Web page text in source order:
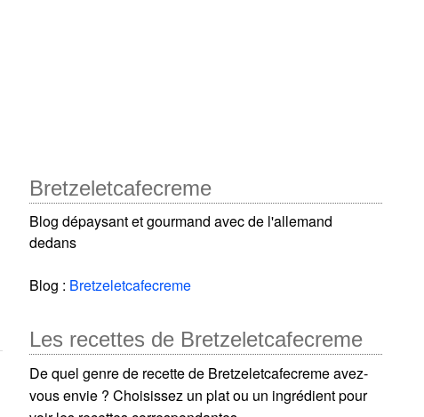
Bretzeletcafecreme
Blog dépaysant et gourmand avec de l'allemand
dedans
Blog : Bretzeletcafecreme
Les recettes de Bretzeletcafecreme
De quel genre de recette de Bretzeletcafecreme avez-
vous envie ? Choisissez un plat ou un ingrédient pour